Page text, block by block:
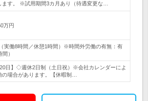
ます。 ※試用期間3カ月あり（待遇変更な…
万円
実働8時間／休憩1時間）※時間外労働の有無：有
間）
日】◇週休2日制（土日祝）※会社カレンダーによ
の場合があります。【休暇制…